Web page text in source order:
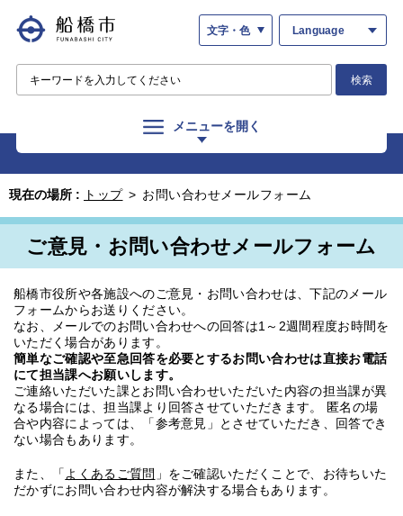
文字・色 Language
検索
メニューを開く
現在の場所 : トップ > お問い合わせメールフォーム
ご意見・お問い合わせメールフォーム
船橋市役所や各施設へのご意見・お問い合わせは、下記のメール
フォームからお送りください。
なお、メールでのお問い合わせへの回答は1～2週間程度お時間を
いただく場合があります。
簡単なご確認や至急回答を必要とするお問い合わせは直接お電話
にて担当課へお願いします。
ご連絡いただいた課とお問い合わせいただいた内容の担当課が異
なる場合には、担当課より回答させていただきます。 匿名の場
合や内容によっては、「参考意見」とさせていただき、回答でき
ない場合もあります。
また、「 よくあるご質問 」をご確認いただくことで、お待ちいた
だかずにお問い合わせ内容が解決する場合もあります。